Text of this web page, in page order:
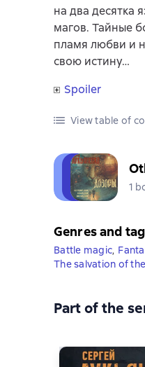
на два десятка
магов. Тайные
пламя любви и
свою истину…
Spoiler
View table of
1
Genres and
Battle magic,
The salvation of
Part of the